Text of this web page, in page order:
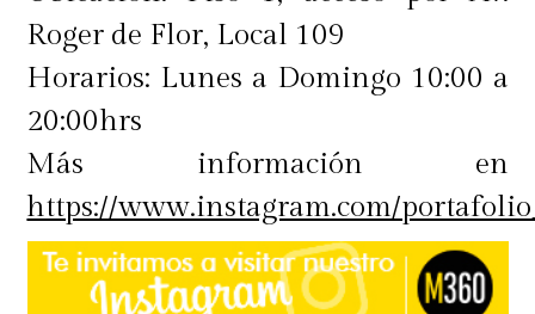
Roger de Flor, Local 109
Horarios: Lunes a Domingo 10:00 a
20:00hrs
Más información en
https://www.instagram.com/